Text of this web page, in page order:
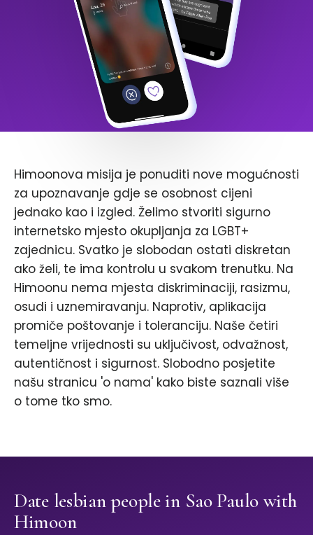
Himoonova misija je ponuditi nove mogućnosti
za upoznavanje gdje se osobnost cijeni
jednako kao i izgled. Želimo stvoriti sigurno
internetsko mjesto okupljanja za LGBT+
zajednicu. Svatko je slobodan ostati diskretan
ako želi, te ima kontrolu u svakom trenutku. Na
Himoonu nema mjesta diskriminaciji, rasizmu,
osudi i uznemiravanju. Naprotiv, aplikacija
promiče poštovanje i toleranciju. Naše četiri
temeljne vrijednosti su uključivost, odvažnost,
autentičnost i sigurnost. Slobodno posjetite
našu stranicu 'o nama' kako biste saznali više
o tome tko smo.
Date lesbian people in Sao Paulo with
Himoon